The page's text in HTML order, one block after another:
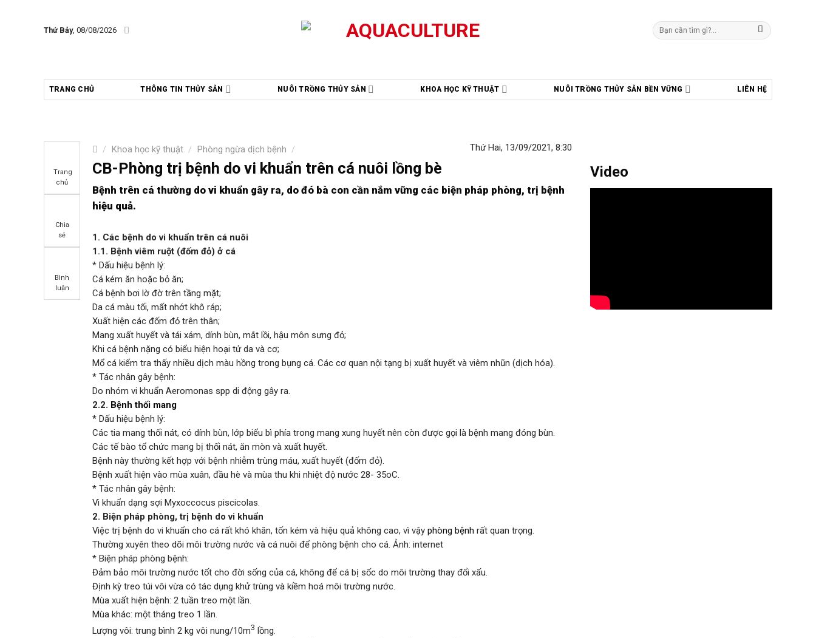
Thứ Bảy, 08/08/2026
Tìm
kiếm:
TRANG CHỦ THÔNG TIN THỦY SẢN NUÔI TRỒNG THỦY SẢN KHOA HỌC KỸ THUẬT NUÔI TRỒNG THỦY SẢN BỀN VỮNG LIÊN HỆ
/ Khoa học kỹ thuật / Phòng ngừa dịch bệnh /
Trang
chủ
Chia
sẻ
Bình
luận
Thứ Hai, 13/09/2021, 8:30
CB-Phòng trị bệnh do vi khuẩn trên cá nuôi lồng bè
Bệnh trên cá thường do vi khuẩn gây ra, do đó bà con cần nắm vững các biện pháp phòng, trị bệnh
hiệu quả.
1. Các bệnh do vi khuẩn trên cá nuôi
1.1. Bệnh viêm ruột (đốm đỏ) ở cá
* Dấu hiệu bệnh lý:
Cá kém ăn hoặc bỏ ăn;
Cá bệnh bơi lờ đờ trên tầng mặt;
Da cá màu tối, mất nhớt khô ráp;
Xuất hiện các đốm đỏ trên thân;
Mang xuất huyết và tái xám, dính bùn, mắt lồi, hậu môn sưng đỏ;
Khi cá bệnh nặng có biểu hiện hoại tử da và cơ;
Mổ cá kiểm tra thấy nhiều dịch màu hồng trong bụng cá. Các cơ quan nội tạng bị xuất huyết và viêm nhũn (dịch hóa).
* Tác nhân gây bệnh:
Do nhóm vi khuẩn Aeromonas spp di động gây ra.
2.2. Bệnh thối mang
* Dấu hiệu bệnh lý:
Các tia mang thối nát, có dính bùn, lớp biểu bì phía trong mang xung huyết nên còn được gọi là bệnh mang đóng bùn.
Các tế bào tổ chức mang bị thối nát, ăn mòn và xuất huyết.
Bệnh này thường kết hợp với bệnh nhiễm trùng máu, xuất huyết (đốm đỏ).
Bệnh xuất hiện vào mùa xuân, đầu hè và mùa thu khi nhiệt độ nước 28- 35oC.
* Tác nhân gây bệnh:
Vi khuẩn dạng sợi Myxoccocus piscicolas.
2. Biện pháp phòng, trị bệnh do vi khuẩn
Việc trị bệnh do vi khuẩn cho cá rất khó khăn, tốn kém và hiệu quả không cao, vì vậy phòng bệnh rất quan trọng.
Thường xuyên theo dõi môi trường nước và cá nuôi để phòng bệnh cho cá. Ảnh: internet
* Biện pháp phòng bệnh:
Đảm bảo môi trường nước tốt cho đời sống của cá, không để cá bị sốc do môi trường thay đổi xấu.
Định kỳ treo túi vôi vừa có tác dụng khử trùng và kiềm hoá môi trường nước.
Mùa xuất hiện bệnh: 2 tuần treo một lần.
Mùa khác: một tháng treo 1 lần.
Lượng vôi: trung bình 2 kg vôi nung/10m3 lồng.
Video